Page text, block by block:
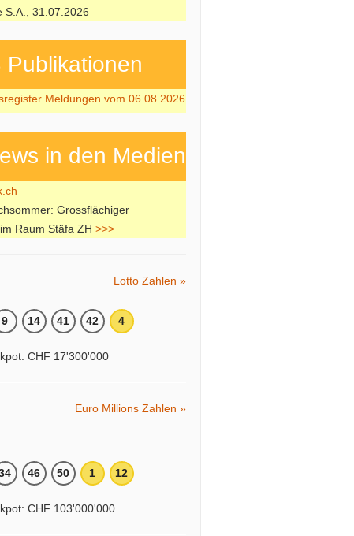
S.A., 31.07.2026
Publi­kati­onen
Meldungen vom 06.08.2026
in den Medien
Grossflächiger
Raum Stäfa ZH >>>
Lotto Zahlen »
9 14 41 42 4
CHF 17'300'000
Euro Millions Zahlen »
46 50 1 12
CHF 103'000'000